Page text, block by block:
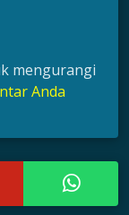
mengurangi
Anda